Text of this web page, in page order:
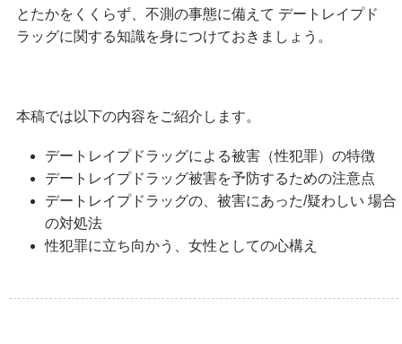
とたかをくくらず、不測の事態に備えて デートレイプド
ラッグに関する知識を身につけておきましょう。
本稿では以下の内容をご紹介します。
デートレイプドラッグによる被害（性犯罪）の特徴
デートレイプドラッグ被害を予防するための注意点
デートレイプドラッグの、被害にあった/疑わしい 場合
の対処法
性犯罪に立ち向かう、女性としての心構え